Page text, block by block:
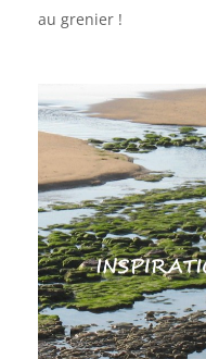
au grenier !